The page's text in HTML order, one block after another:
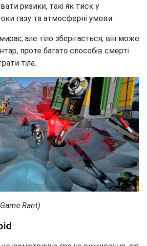
ризики, такі як тиск у
газу та атмосферні умови.
але тіло зберігається, він може
проте багато способів смерті
тіла.
Rant)